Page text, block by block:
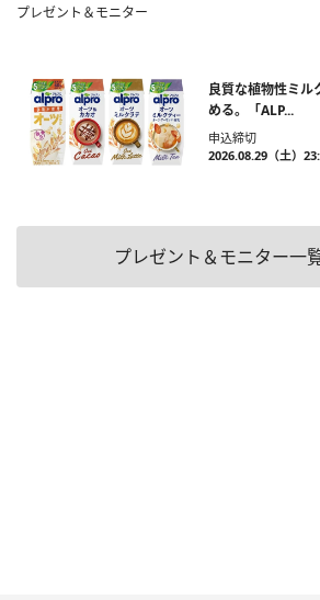
プレゼント＆モニター
良質な植物性ミル
める。「ALP...
申込締切
2026.08.29（土）
プレゼント＆モニター一